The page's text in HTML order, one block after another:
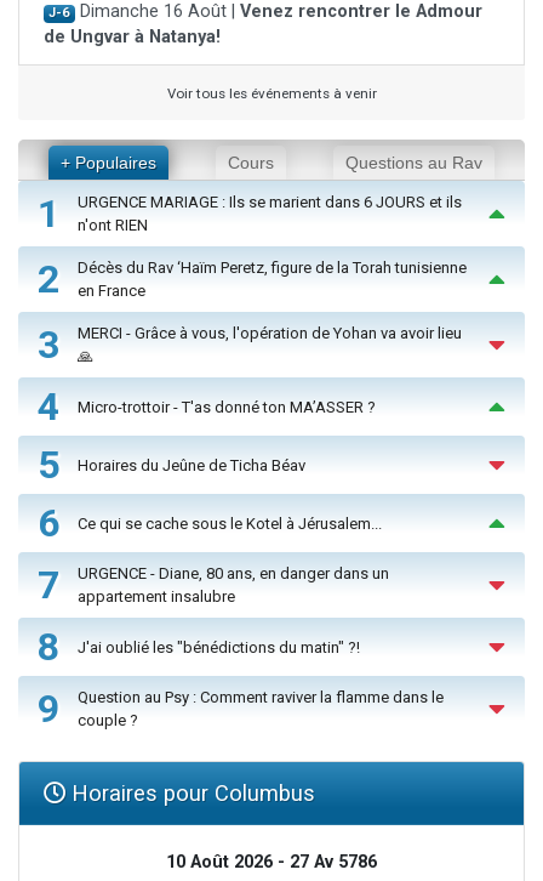
J-6 Dimanche 16 Août | Venez rencontrer le Admour
de Ungvar à Natanya!
Voir tous les événements à venir
+ Populaires Cours Questions au Rav
1
URGENCE MARIAGE : Ils se marient dans 6 JOURS et ils
n'ont RIEN
2
Décès du Rav ‘Haïm Peretz, figure de la Torah tunisienne
en France
3
MERCI - Grâce à vous, l'opération de Yohan va avoir lieu
🙏
4 Micro-trottoir - T'as donné ton MA’ASSER ?
5 Horaires du Jeûne de Ticha Béav
6 Ce qui se cache sous le Kotel à Jérusalem...
7
URGENCE - Diane, 80 ans, en danger dans un
appartement insalubre
8 J'ai oublié les "bénédictions du matin" ?!
9
Question au Psy : Comment raviver la flamme dans le
couple ?
Horaires pour Columbus
10 Août 2026 - 27 Av 5786